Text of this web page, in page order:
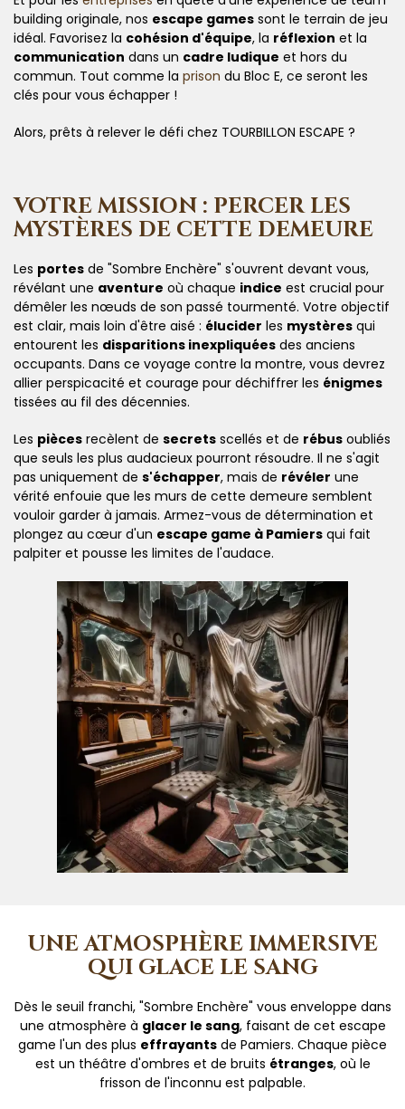
building originale, nos escape games sont le terrain de jeu
idéal. Favorisez la cohésion d'équipe, la réflexion et la
communication dans un cadre ludique et hors du
commun. Tout comme la prison du Bloc E, ce seront les
clés pour vous échapper !
Alors, prêts à relever le défi chez TOURBILLON ESCAPE ?
VOTRE MISSION : PERCER LES
MYSTÈRES DE CETTE DEMEURE
Les portes de "Sombre Enchère" s'ouvrent devant vous,
révélant une aventure où chaque indice est crucial pour
démêler les nœuds de son passé tourmenté. Votre objectif
est clair, mais loin d'être aisé : élucider les mystères qui
entourent les disparitions inexpliquées des anciens
occupants. Dans ce voyage contre la montre, vous devrez
allier perspicacité et courage pour déchiffrer les énigmes
tissées au fil des décennies.
Les pièces recèlent de secrets scellés et de rébus oubliés
que seuls les plus audacieux pourront résoudre. Il ne s'agit
pas uniquement de s'échapper, mais de révéler une
vérité enfouie que les murs de cette demeure semblent
vouloir garder à jamais. Armez-vous de détermination et
plongez au cœur d'un escape game à Pamiers qui fait
palpiter et pousse les limites de l'audace.
UNE ATMOSPHÈRE IMMERSIVE
QUI GLACE LE SANG
Dès le seuil franchi, "Sombre Enchère" vous enveloppe dans
une atmosphère à glacer le sang, faisant de cet escape
game l'un des plus effrayants de Pamiers. Chaque pièce
est un théâtre d'ombres et de bruits étranges, où le
frisson de l'inconnu est palpable.